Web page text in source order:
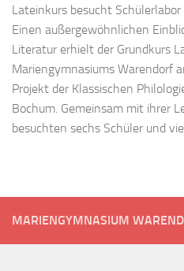
Lateinkurs besucht
Einen außergewöhnlichen
Literatur erhielt der Grundkurs
Mariengymnasiums Warendorf
Projekt der Klassischen
Bochum. Gemeinsam mit ihrer
besuchten sechs Schüler und
MARIENGYMNASIUM